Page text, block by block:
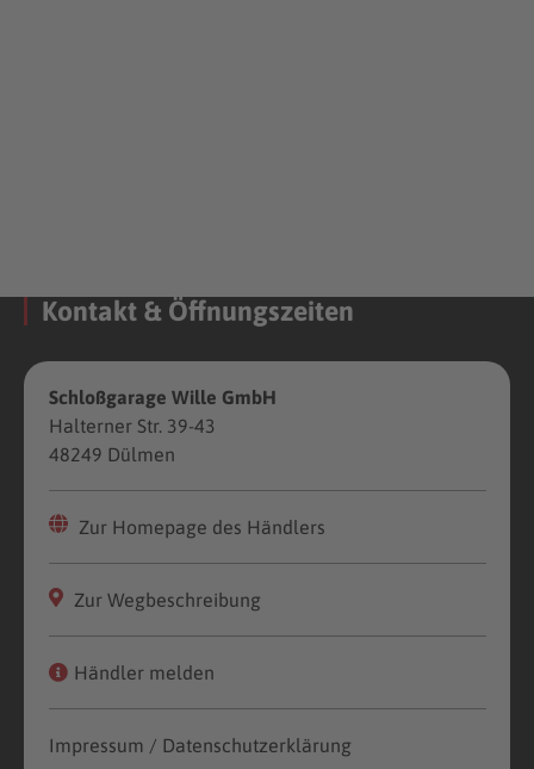
Kontakt & Öffnungszeiten
Schloßgarage Wille GmbH
Halterner Str. 39-43
48249 Dülmen
Zur Homepage des Händlers
Zur Wegbeschreibung
Händler melden
Impressum / Datenschutzerklärung